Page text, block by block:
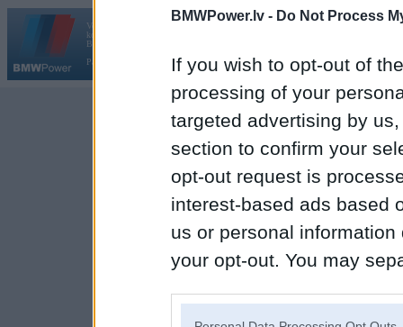
BMWPower.lv - Do Not Process
If you wish to opt-out of
processing of your
targeted advertising by
section to confirm your
opt-out request is
interest-based ads based
us or personal
your opt-out. You may
Vortāls BMWPower.lv darbojas
kopš 2002. gada 14. maija. Tas nav auto klubs un nav saistīts ar
BMW AG.
Par BMWPower
Kontakti | Reklāma